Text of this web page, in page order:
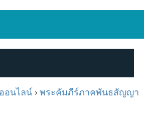
ต้นการเป็นคริสเตียน
อนไลน์ › พระคัมภีร์ภาคพันธสัญญา